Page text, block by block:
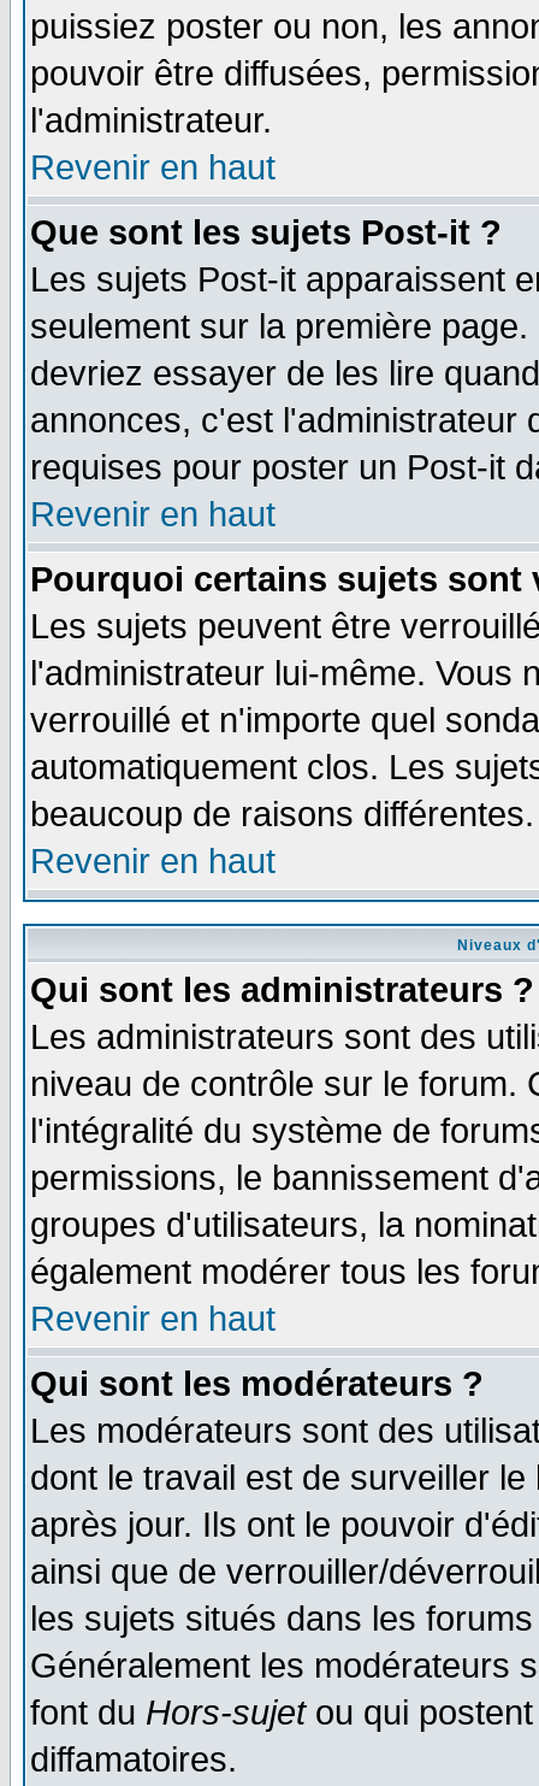
puissiez poster ou non, les
pouvoir être diffusées,
l'administrateur.
Revenir en haut
Que sont les sujets Post-it ?
Les sujets Post-it apparaissent
seulement sur la première
devriez essayer de les lire
annonces, c'est l'administrateur
requises pour poster un Post-it
Revenir en haut
Pourquoi certains sujets sont
Les sujets peuvent être
l'administrateur lui-même. Vous
verrouillé et n'importe quel
automatiquement clos. Les
beaucoup de raisons différentes.
Revenir en haut
Niveaux
Qui sont les administrateurs ?
Les administrateurs sont des
niveau de contrôle sur le forum.
l'intégralité du système de
permissions, le bannissement
groupes d'utilisateurs, la
également modérer tous les
Revenir en haut
Qui sont les modérateurs ?
Les modérateurs sont des
dont le travail est de surveiller
après jour. Ils ont le pouvoir
ainsi que de verrouiller/
les sujets situés dans les
Généralement les modérateurs
font du Hors-sujetou qui
diffamatoires.